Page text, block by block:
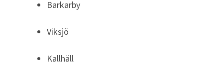
Barkarby
Viksjö
Kallhäll